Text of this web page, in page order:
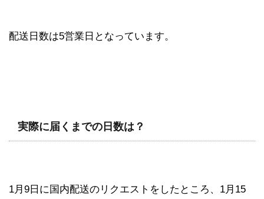
配送日数は5営業日となっています。
実際に届くまでの日数は？
1月9日に国内配送のリクエストをしたところ、1月15